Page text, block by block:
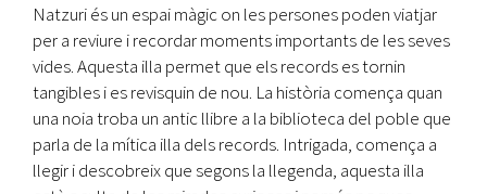
Natzuri és un espai màgic on les persones poden viatjar
per a reviure i recordar moments importants de les seves
vides. Aquesta illa permet que els records es tornin
tangibles i es revisquin de nou. La història comença quan
una noia troba un antic llibre a la biblioteca del poble que
parla de la mítica illa dels records. Intrigada, comença a
llegir i descobreix que segons la llegenda, aquesta illa